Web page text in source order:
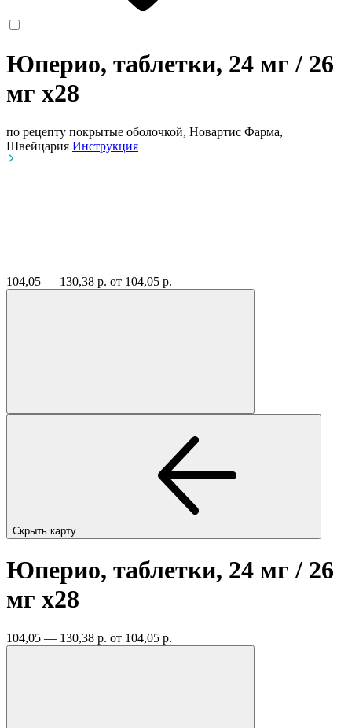
Юперио, таблетки, 24 мг / 26
мг x28
по рецепту покрытые оболочкой, Новартис Фарма,
Швейцария Инструкция
104,05 — 130,38 р. от 104,05 р.
Скрыть карту
Юперио, таблетки, 24 мг / 26
мг x28
104,05 — 130,38 р. от 104,05 р.